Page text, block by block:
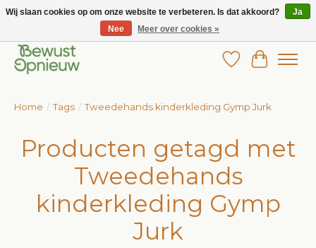
Wij bieden het grootste aanbod in betaalbare kinderkleding!
Verlanglijst
Home / Tags / Tweedehands kinderkleding Gymp Jurk
Producten getagd met
Tweedehands
kinderkleding Gymp
Jurk
Wij slaan cookies op om onze website te verbeteren. Is dat akkoord?
Ja
Nee
Meer over cookies »